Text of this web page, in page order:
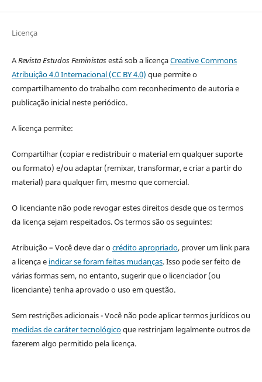
Licença
ARevista Estudos Feministasestá sob a licençaCreative Commons
Atribuição 4.0 Internacional (CC BY 4.0) que permite o
compartilhamento do trabalho com reconhecimento de autoria e
publicação inicial neste periódico.
A licença permite:
Compartilhar (copiar e redistribuir o material em qualquer suporte
ou formato) e/ou adaptar (remixar, transformar, e criar a partir do
material) para qualquer fim, mesmo que comercial.
O licenciante não pode revogar estes direitos desde que os termos
da licença sejam respeitados. Os termos são os seguintes:
Atribuição – Você deve dar ocrédito apropriado, prover um link para
a licença e indicar se foram feitas mudanças. Isso pode ser feito de
várias formas sem, no entanto, sugerir que o licenciador (ou
licenciante) tenha aprovado o uso em questão.
Sem restrições adicionais - Você não pode aplicar termos jurídicos ou
medidas de caráter tecnológicoque restrinjam legalmente outros de
fazerem algo permitido pela licença.